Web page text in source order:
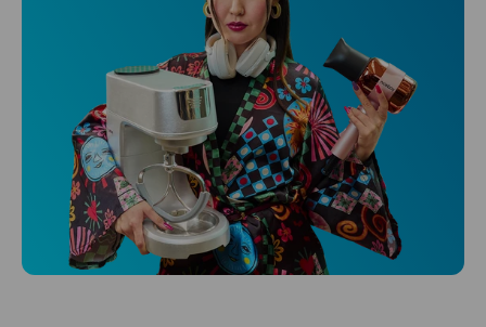
Niceboy ONE Ultra
Hlídá ti zdraví, spánek i pohyb a ještě k
tomu platí.